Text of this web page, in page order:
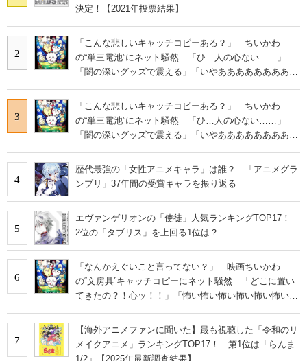
決定！【2021年投票結果】
2
「こんな悲しいキャッチコピーある？」 ちいかわ
の“単三電池”にネット騒然 「ひ…人の心ない……」
「闇の深いグッズで震える」「いやあああああああああ
3
「こんな悲しいキャッチコピーある？」 ちいかわ
の“単三電池”にネット騒然 「ひ…人の心ない……」
「闇の深いグッズで震える」「いやあああああああああ
4
歴代最強の「女性アニメキャラ」は誰？ 「アニメグラ
ンプリ」37年間の受賞キャラを振り返る
5
エヴァンゲリオンの「使徒」人気ランキングTOP17！
2位の「タブリス」を上回る1位は？
6
「なんかえぐいこと言ってない？」 映画ちいかわ
の“文房具”キャッチコピーにネット騒然 「どこに置い
てきたの？！心ッ！！」「怖い怖い怖い怖い怖い怖い怖
7
【海外アニメファンに聞いた】最も視聴した「令和のリ
メイクアニメ」ランキングTOP17！ 第1位は「らんま
1/2」【2025年最新調査結果】